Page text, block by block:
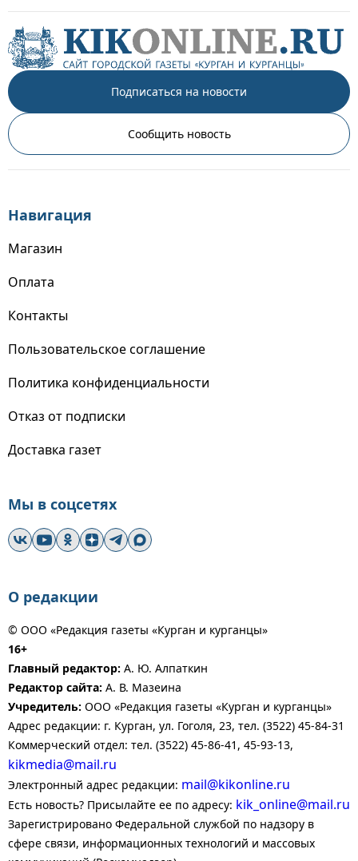
Подписаться на новости
Сообщить новость
Навигация
Магазин
Оплата
Контакты
Пользовательское соглашение
Политика конфиденциальности
Отказ от подписки
Доставка газет
Мы в соцсетях
О редакции
© ООО «Редакция газеты «Курган и курганцы»
16+
Главный редактор: А. Ю. Алпаткин
Редактор сайта: А. В. Мазеина
Учредитель: ООО «Редакция газеты «Курган и курганцы»
Адрес редакции: г. Курган, ул. Гоголя, 23, тел. (3522) 45-84-31
Коммерческий отдел: тел. (3522) 45-86-41, 45-93-13,
kikmedia@mail.ru
Электронный адрес редакции: mail@kikonline.ru
Есть новость? Присылайте ее по адресу: kik_online@mail.ru
Зарегистрировано Федеральной службой по надзору в
сфере связи, информационных технологий и массовых